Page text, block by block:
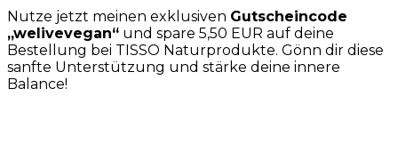
Nutze jetzt meinen exklusiven Gutscheincode
„welivevegan“ und spare 5,50 EUR auf deine
Bestellung bei TISSO Naturprodukte. Gönn dir diese
sanfte Unterstützung und stärke deine innere
Balance!